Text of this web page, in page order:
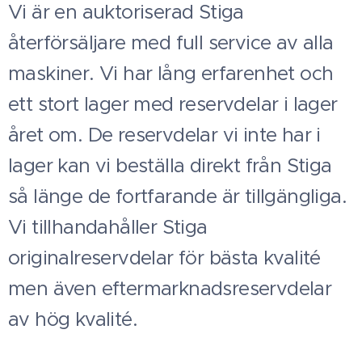
Vi är en auktoriserad Stiga
återförsäljare med full service av alla
maskiner. Vi har lång erfarenhet och
ett stort lager med reservdelar i lager
året om. De reservdelar vi inte har i
lager kan vi beställa direkt från Stiga
så länge de fortfarande är tillgängliga.
Vi tillhandahåller Stiga
originalreservdelar för bästa kvalité
men även eftermarknadsreservdelar
av hög kvalité.